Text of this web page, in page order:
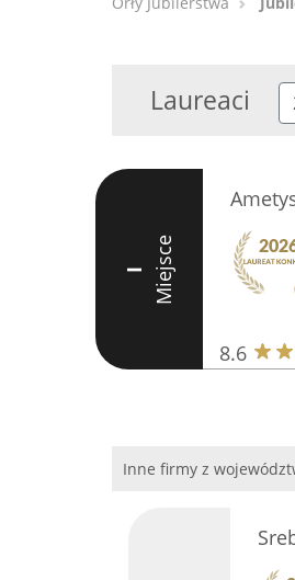
Laureaci
I Miejsce
8.6
Inne firmy z